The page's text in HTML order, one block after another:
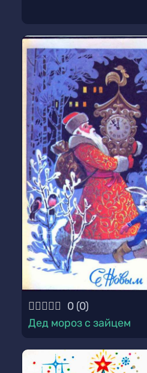
0 (0)
Дед мороз с зайцем